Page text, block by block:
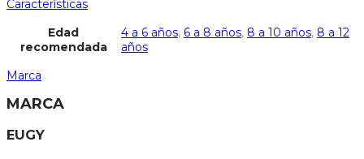
Características
Edad
recomendada
4 a 6 años, 6 a 8 años, 8 a 10 años, 8 a 12
años
Marca
MARCA
EUGY